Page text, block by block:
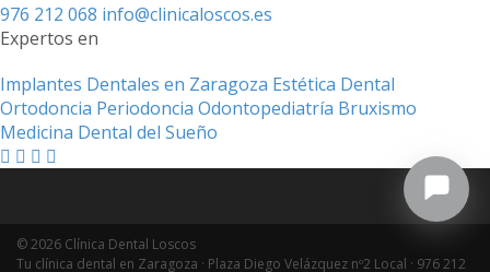
976 212 068 info@clinicaloscos.es
Expertos en
Implantes Dentales en Zaragoza Estética Dental
Ortodoncia Periodoncia Odontopediatría Bruxismo
Medicina Dental del Sueño
© 2026 Clínica Dental Loscos
Tu clínica dental en Zaragoza · Plaza Diego Velázquez nº2 Local · 976 212